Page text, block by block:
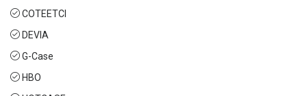
COTEETCI
DEVIA
G-Case
HBO